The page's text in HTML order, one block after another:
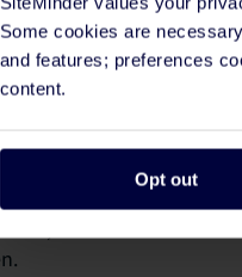
Some cookies are
and features; preferences
content.
Opt out
ansprechende und
ergänzt, das
Ihres
„Jetzt buchen“ oder
ist, damit Reisende